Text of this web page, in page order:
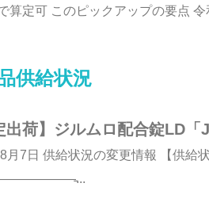
算定可 このピックアップの要点
供給状況
出荷】ジルムロ配合錠LD
月7日 供給状況の変更情報 【供給